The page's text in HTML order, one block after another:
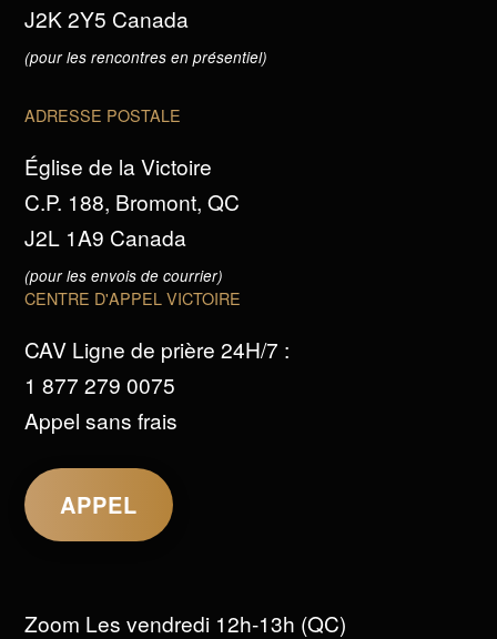
J2K 2Y5 Canada
(pour les rencontres en présentiel)
ADRESSE POSTALE
Église de la Victoire
C.P. 188, Bromont, QC
J2L 1A9 Canada
(pour les envois de courrier)
CENTRE D'APPEL VICTOIRE
CAV Ligne de prière 24H/7 :
1 877 279 0075
Appel sans frais
APPEL
Zoom Les vendredi 12h-13h (QC)